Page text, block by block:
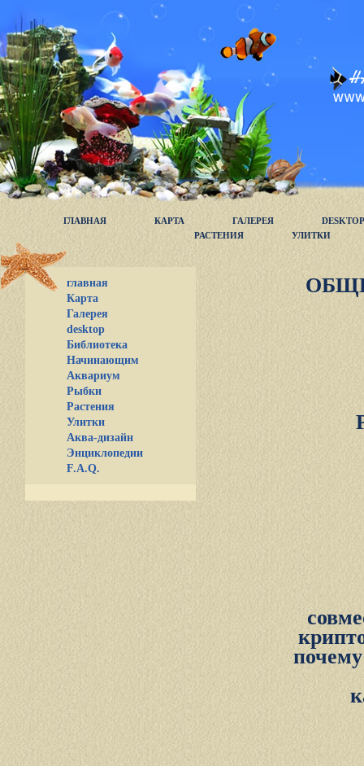
ГЛАВНАЯ КАРТА ГАЛЕРЕЯ
DESKTOP
РАСТЕНИЯ
УЛИТКИ
главная
Карта
Галерея
desktop
Библиотека
Начинающим
Аквариум
Рыбки
Растения
Улитки
Аква-дизайн
Энциклопедии
F.A.Q.